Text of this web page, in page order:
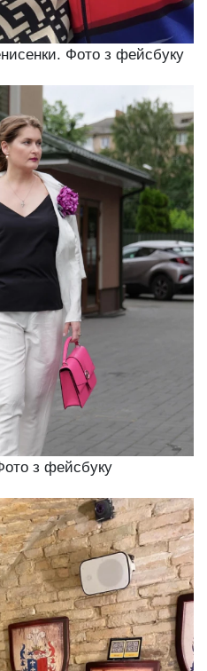
Фото з фейсбуку
з фейсбуку